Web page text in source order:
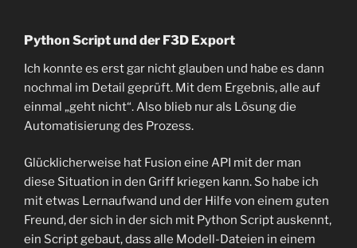
Python Script und der F3D Export
Ich konnte es erst gar nicht glauben und habe es dann
nochmal im Detail geprüft. Mit dem Ergebnis, alle auf
einmal „geht nicht“. Also blieb nur als Lösung die
Automatisierung des Prozess.
Glücklicherweise hat Fusion eine API mit der man
diese Situation in den Griff kriegen kann. So habe ich
mit etwas Lernaufwand und der Hilfe von einem guten
Freund, der sich in der sich mit Python Script auskennt,
ein Script gebaut, dass alle Modell-Dateien in einem